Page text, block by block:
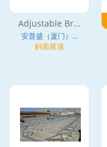
Adjustable Br...
安普盛（厦门）...
斜面屋顶